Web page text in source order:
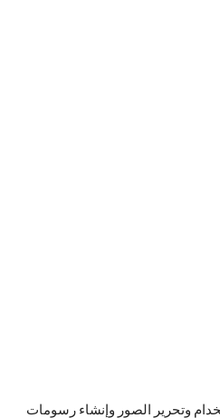
وتحرير الصور وإنشاء رسومات